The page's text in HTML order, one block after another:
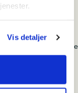
Vis detaljer
renoveringen af
skænket til museet
er siden blevet
endnu et lille
drejer sig om en lille
i stil med Frellos
et unikt skab, der